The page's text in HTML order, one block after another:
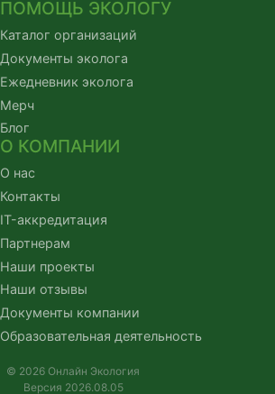
ПОМОЩЬ ЭКОЛОГУ
Каталог организаций
Документы эколога
Ежедневник эколога
Мерч
Блог
О КОМПАНИИ
О нас
Контакты
IT-аккредитация
Партнерам
Наши проекты
Наши отзывы
Документы компании
Образовательная деятельность
© 2026 Онлайн Экология
Версия 2026.08.05